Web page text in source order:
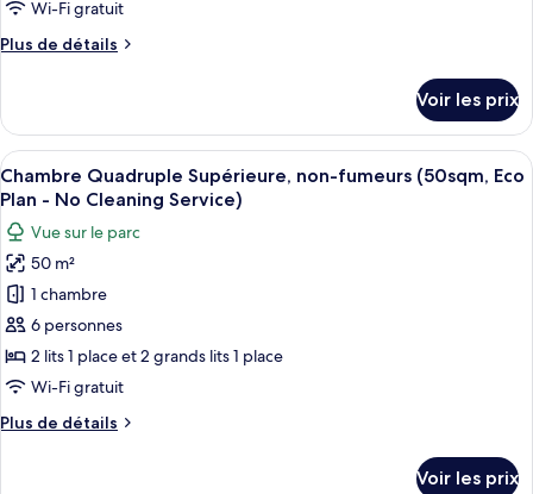
-
No
(35sqm,
Plan
Cleaning
Service)
chambre :
Chambre
non-
fumeurs
(50sqm)
Wi-Fi gratuit
Plus de détails
Plus
le
type
de
chambre
Quadruple
Supérieure,
non-
fumeurs
(50sqm)
Voir les prix
Afficher
toutes
les
photos
pour
ce
type
de
chambre :
Quadruple
Une chambre d’hôtel avec deux lits,
10
Chambre Quadruple Supérieure, non-fumeurs (50sqm, Eco
Plan - No Cleaning Service)
Vue sur le parc
50 m²
1 chambre
6 personnes
2 lits 1 place et 2 grands lits 1 place
Wi-Fi gratuit
Plus de détails
Plus
Voir les prix